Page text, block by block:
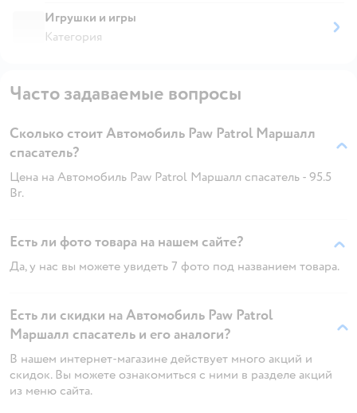
Игрушки и игры
Категория
Часто задаваемые вопросы
Сколько стоит Автомобиль Paw Patrol Маршалл
спасатель?
Цена на Автомобиль Paw Patrol Маршалл спасатель - 95.5
Br.
Есть ли фото товара на нашем сайте?
Да, у нас вы можете увидеть 7 фото под названием товара.
Есть ли скидки на Автомобиль Paw Patrol
Маршалл спасатель и его аналоги?
В нашем интернет-магазине действует много акций и
скидок. Вы можете ознакомиться с ними в разделе акций
из меню сайта.